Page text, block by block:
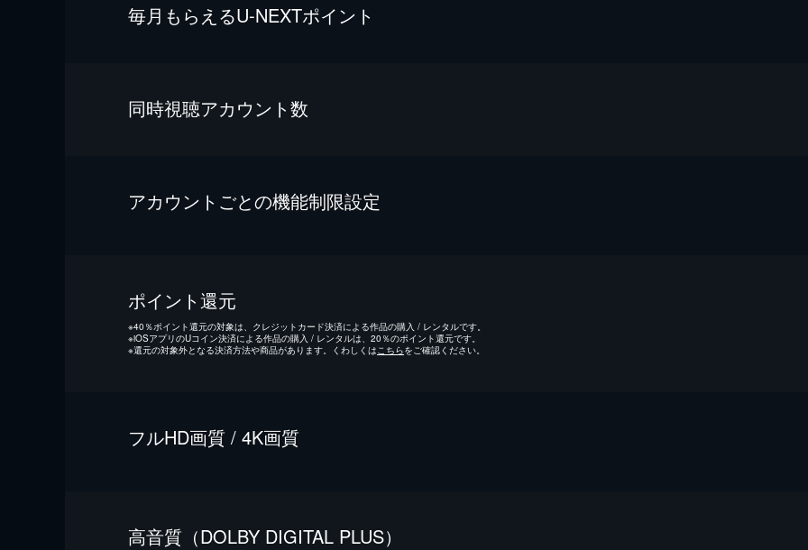
毎⽉もらえるU-NEXTポイント
同時視聴アカウント数
アカウントごとの機能制限設定
ポイント還元
※40％ポイント還元の対象は、クレジットカード決済による作品の購入 / レンタルです。
※iOSアプリのUコイン決済による作品の購入 / レンタルは、20％のポイント還元です。
※還元の対象外となる決済方法や商品があります。くわしくは こちらをご確認ください。
フルHD画質 / 4K画質
⾼⾳質（DOLBY DIGITAL PLUS）